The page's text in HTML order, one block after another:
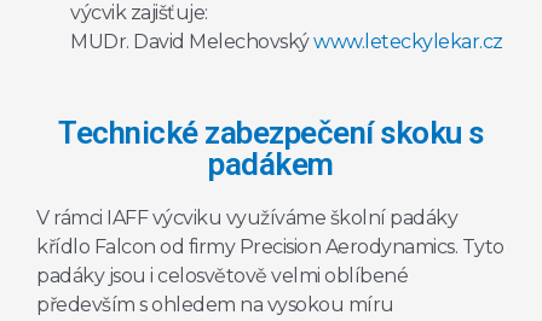
výcvik zajišťuje:
MUDr. David Melechovskýwww.leteckylekar.cz
Technické zabezpečení skoku s
padákem
V rámci IAFF výcviku využíváme školní padáky
křídlo Falcon od firmy Precision Aerodynamics. Tyto
padáky jsou i celosvětově velmi oblíbené
především s ohledem na vysokou míru